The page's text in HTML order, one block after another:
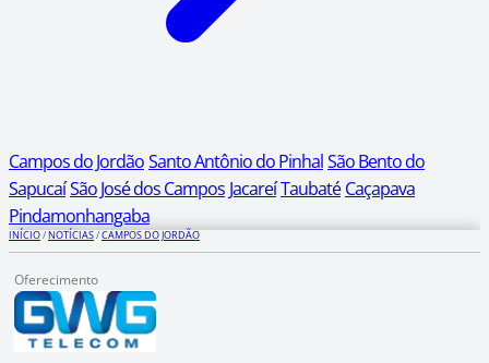
Campos do JordãoSanto Antônio do PinhalSão Bento do
SapucaíSão José dos Campos JacareíTaubaté Caçapava
Pindamonhangaba
INÍCIO/NOTÍCIAS/CAMPOS DO JORDÃO
Oferecimento